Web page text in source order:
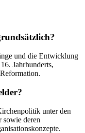
und die Entwicklung
Jahrhunderts,
unter den
sowie deren